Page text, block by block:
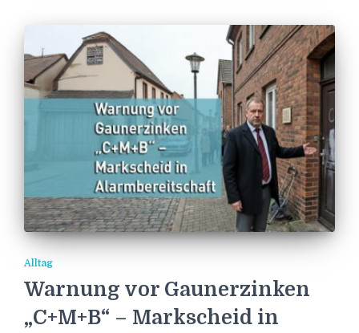
Alltag
Warnung vor Gaunerzinken
„C+M+B“ – Markscheid in